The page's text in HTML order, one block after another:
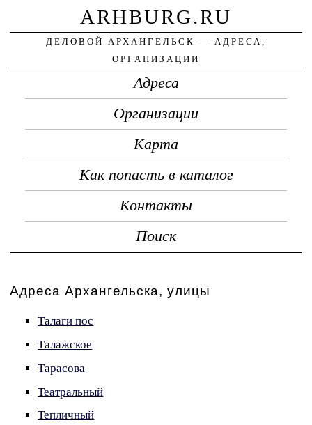
ARHBURG.RU
ДЕЛОВОЙ АРХАНГЕЛЬСК — АДРЕСА,
ОРГАНИЗАЦИИ
Адреса
Организации
Карта
Как попасть в каталог
Контакты
Поиск
Адреса Архангельска, улицы
Талаги пос
Талажское
Тарасова
Театральный
Тепличный